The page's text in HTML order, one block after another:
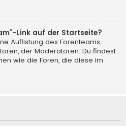
Link auf der Startseite?
Auflistung des Forenteams,
der Moderatoren. Du findest
wie die Foren, die diese im